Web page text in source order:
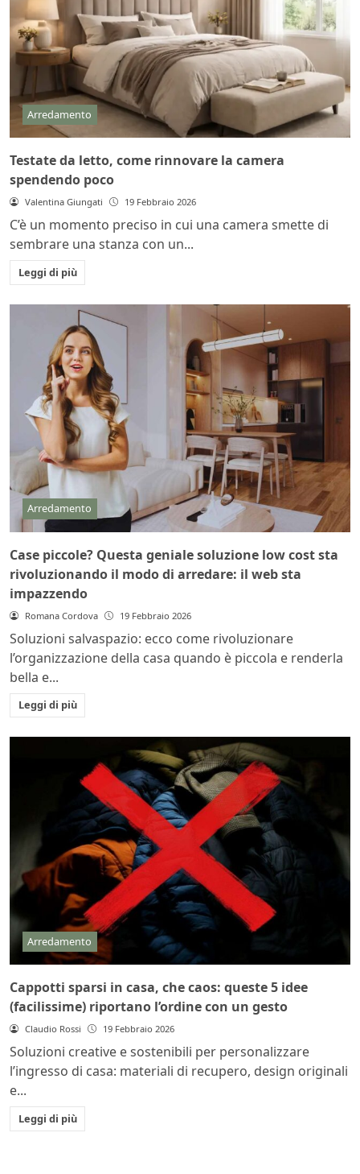
Arredamento
Testate da letto, come rinnovare la camera
spendendo poco
Valentina Giungati 19 Febbraio 2026
C’è un momento preciso in cui una camera smette di
sembrare una stanza con un...
Leggi di più
Arredamento
Case piccole? Questa geniale soluzione low cost sta
rivoluzionando il modo di arredare: il web sta
impazzendo
Romana Cordova 19 Febbraio 2026
Soluzioni salvaspazio: ecco come rivoluzionare
l’organizzazione della casa quando è piccola e renderla
bella e...
Leggi di più
Arredamento
Cappotti sparsi in casa, che caos: queste 5 idee
(facilissime) riportano l’ordine con un gesto
Claudio Rossi 19 Febbraio 2026
Soluzioni creative e sostenibili per personalizzare
l’ingresso di casa: materiali di recupero, design originali
e...
Leggi di più